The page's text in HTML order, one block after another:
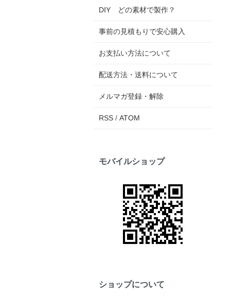
DIY どの素材で製作？
事前の見積もりで安心購入
お支払い方法について
配送方法・送料について
メルマガ登録・解除
RSS / ATOM
モバイルショップ
ショップについて